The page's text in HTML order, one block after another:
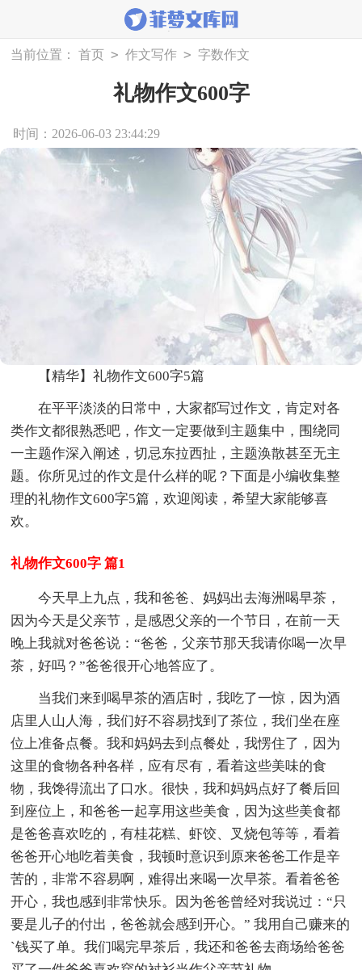
当前位置： 首页 > 作文写作 > 字数作文
礼物作文600字
时间：2026-06-03 23:44:29
【精华】礼物作文600字5篇
在平平淡淡的日常中，大家都写过作文，肯定对各
类作文都很熟悉吧，作文一定要做到主题集中，围绕同
一主题作深入阐述，切忌东拉西扯，主题涣散甚至无主
题。你所见过的作文是什么样的呢？下面是小编收集整
理的礼物作文600字5篇，欢迎阅读，希望大家能够喜
欢。
礼物作文600字 篇1
今天早上九点，我和爸爸、妈妈出去海洲喝早茶，
因为今天是父亲节，是感恩父亲的一个节日，在前一天
晚上我就对爸爸说：“爸爸，父亲节那天我请你喝一次早
茶，好吗？”爸爸很开心地答应了。
当我们来到喝早茶的酒店时，我吃了一惊，因为酒
店里人山人海，我们好不容易找到了茶位，我们坐在座
位上准备点餐。我和妈妈去到点餐处，我愣住了，因为
这里的食物各种各样，应有尽有，看着这些美味的食
物，我馋得流出了口水。很快，我和妈妈点好了餐后回
到座位上，和爸爸一起享用这些美食，因为这些美食都
是爸爸喜欢吃的，有桂花糕、虾饺、叉烧包等等，看着
爸爸开心地吃着美食，我顿时意识到原来爸爸工作是辛
苦的，非常不容易啊，难得出来喝一次早茶。看着爸爸
开心，我也感到非常快乐。因为爸爸曾经对我说过：“只
要是儿子的付出，爸爸就会感到开心。” 我用自己赚来的
`钱买了单。我们喝完早茶后，我还和爸爸去商场给爸爸